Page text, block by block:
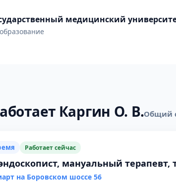
медицинский
Каргин О. В.Общий
Работает сейчас
мануальный терапевт,
на Боровском шоссе 56